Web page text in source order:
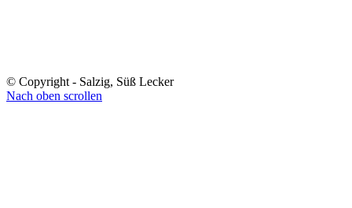
© Copyright - Salzig, Süß Lecker
Nach oben scrollen